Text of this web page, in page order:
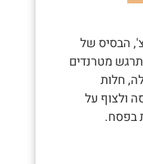
הבסיס של
מטרנדים
חלות
ולצוף על
בפסח.